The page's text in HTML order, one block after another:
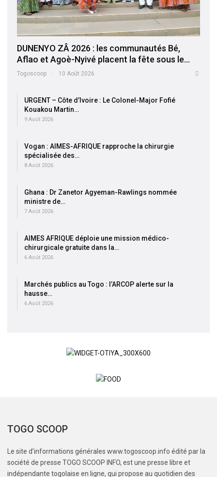
DUNENYO ZÂ 2026 : les communautés Bé,
Aflao et Agoè-Nyivé placent la fête sous le…
Togoscoop 10 Août 2026
URGENT – Côte d’Ivoire : Le Colonel-Major Fofié
Kouakou Martin…
9 Août 2026
Vogan : AIMES-AFRIQUE rapproche la chirurgie
spécialisée des…
8 Août 2026
Ghana : Dr Zanetor Agyeman-Rawlings nommée
ministre de…
7 Août 2026
AIMES AFRIQUE déploie une mission médico-
chirurgicale gratuite dans la…
6 Août 2026
Marchés publics au Togo : l’ARCOP alerte sur la
hausse…
6 Août 2026
TOGO SCOOP
Le site d’informations générales www.togoscoop.info édité par la
société de presse TOGO SCOOP INFO, est une presse libre et
indépendante togolaise en ligne, qui propose au quotidien des